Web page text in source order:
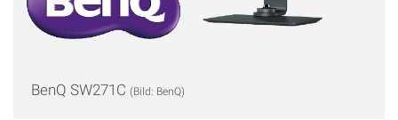
BenQ SW271C (Bild: BenQ)